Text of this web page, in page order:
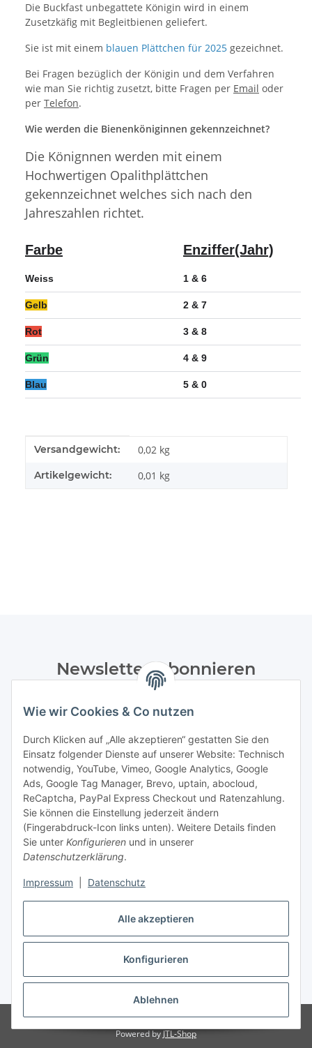
Alle akzeptieren
Konfigurieren
Ablehnen
Wie wir Cookies & Co nutzen
Durch Klicken auf „Alle akzeptieren“ gestatten Sie den
Einsatz folgender Dienste auf unserer Website: Technisch
notwendig, YouTube, Vimeo, Google Analytics, Google
Ads, Google Tag Manager, Brevo, uptain, abocloud,
ReCaptcha, PayPal Express Checkout und Ratenzahlung.
Sie können die Einstellung jederzeit ändern
(Fingerabdruck-Icon links unten). Weitere Details finden
Sie unter Konfigurieren und in unserer
Datenschutzerklärung.
Impressum Datenschutz
Die Buckfast unbegattete Königin wird in einem
Zusetzkäfig mit Begleitbienen geliefert.
Sie ist mit einem blauen Plättchen für 2025 gezeichnet.
Bei Fragen bezüglich der Königin und dem Verfahren
wie man Sie richtig zusetzt, bitte Fragen per Email oder
per Telefon.
Wie werden die Bienenköniginnen gekennzeichnet?
Die Könignnen werden mit einem
Hochwertigen Opalithplättchen
gekennzeichnet welches sich nach den
Jahreszahlen richtet.
Farbe Enziffer(Jahr)
Weiss 1 & 6
Gelb 2 & 7
Rot 3 & 8
Grün 4 & 9
Blau 5 & 0
Produkteigenschaft
Wert
Versandgewicht: 0,02 kg
Artikelgewicht: 0,01 kg
Newsletter Abonnieren
Datenschutzerklärungregelmäßig und jederzeit widerruflich
Abonnieren
Newsletter Abonnieren
Gesetzliche Informationen
Informationen
Vertrag widerrufen
* Alle Preise inkl. gesetzlicher USt., zzgl.Versand
© Copyright 2026 Markus Schell
Powered byJTL-Shop